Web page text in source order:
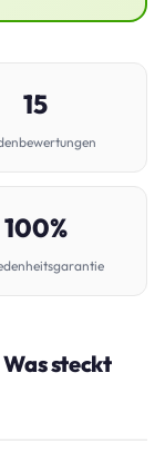
15
100%
steckt